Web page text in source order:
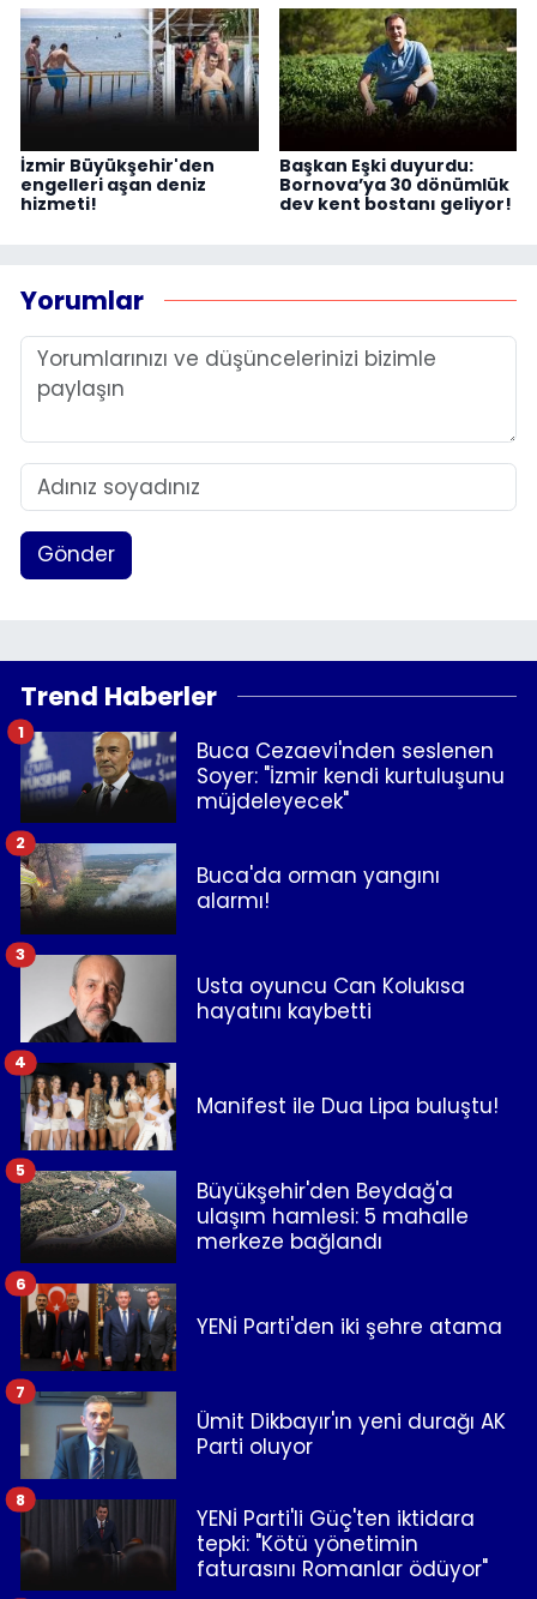
İzmir Büyükşehir'den
engelleri aşan deniz
hizmeti!
Başkan Eşki duyurdu:
Bornova’ya 30 dönümlük
dev kent bostanı geliyor!
Yorumlar
Gönder
Trend Haberler
Buca Cezaevi'nden seslenen
Soyer: "İzmir kendi kurtuluşunu
müjdeleyecek"
1
Buca'da orman yangını
alarmı!
2
Usta oyuncu Can Kolukısa
hayatını kaybetti
3
Manifest ile Dua Lipa buluştu!
4
Büyükşehir'den Beydağ'a
ulaşım hamlesi: 5 mahalle
merkeze bağlandı
5
YENİ Parti'den iki şehre atama
6
Ümit Dikbayır'ın yeni durağı AK
Parti oluyor
7
YENİ Parti'li Güç'ten iktidara
tepki: "Kötü yönetimin
faturasını Romanlar ödüyor"
8